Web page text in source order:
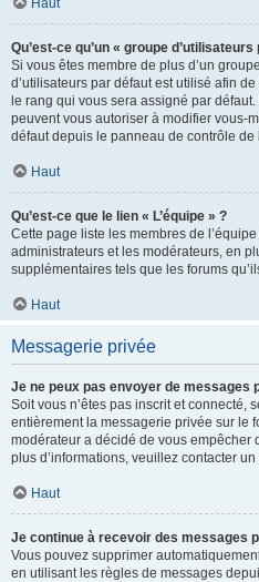
Haut
Qu’est-ce qu’un « groupe
Si vous êtes membre de plus d’un
d’utilisateurs par défaut est utilisé afin
le rang qui vous sera assigné par
peuvent vous autoriser à modifier vous-
défaut depuis le panneau de contrôle de
Haut
Qu’est-ce que le lien « L’équipe » ?
Cette page liste les membres de
administrateurs et les modérateurs, en
supplémentaires tels que les forums
Haut
Messagerie privée
Je ne peux pas envoyer de messages
Soit vous n’êtes pas inscrit et connecté,
entièrement la messagerie privée sur le
modérateur a décidé de vous empêcher
plus d’informations, veuillez contacter
Haut
Je continue à recevoir des messages
Vous pouvez supprimer
en utilisant les règles de messages